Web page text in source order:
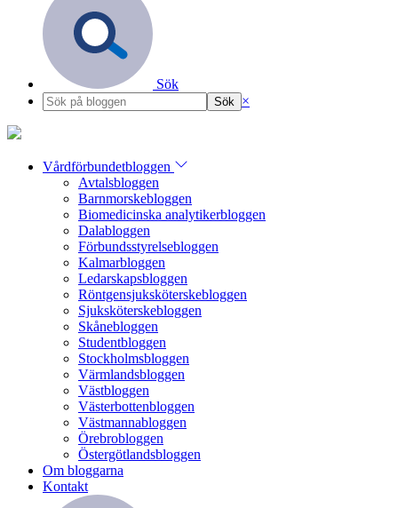
Sök
×
Vårdförbundetbloggen
Avtalsbloggen
Barnmorskebloggen
Biomedicinska analytikerbloggen
Dalabloggen
Förbundsstyrelsebloggen
Kalmarbloggen
Ledarskapsbloggen
Röntgensjuksköterskebloggen
Sjuksköterskebloggen
Skånebloggen
Studentbloggen
Stockholmsbloggen
Värmlandsbloggen
Västbloggen
Västerbottenbloggen
Västmannabloggen
Örebrobloggen
Östergötlandsbloggen
Om bloggarna
Kontakt